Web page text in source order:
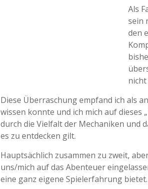
Als
sein
den
Diese Überraschung empfand ich als
wissen konnte und ich mich auf dieses
durch die Vielfalt der Mechaniken und
es zu entdecken gilt.
Hauptsächlich zusammen zu zweit,
uns/mich auf das Abenteuer
eine ganz eigene Spielerfahrung bietet.